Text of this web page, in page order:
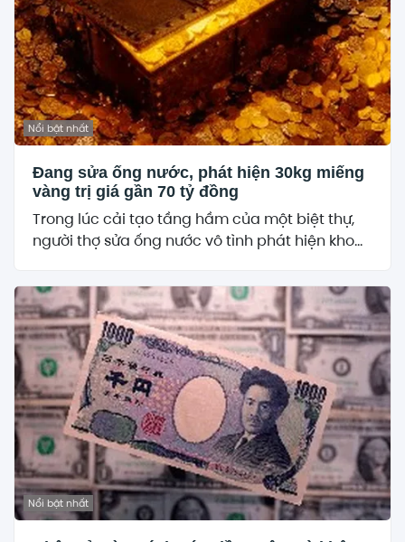
Nổi bật nhất
Đang sửa ống nước, phát hiện 30kg miếng
vàng trị giá gần 70 tỷ đồng
Trong lúc cải tạo tầng hầm của một biệt thự,
người thợ sửa ống nước vô tình phát hiện kho...
Nổi bật nhất